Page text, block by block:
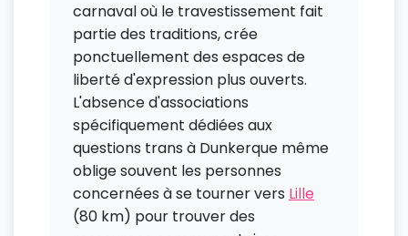
carnaval où le travestissement fait
partie des traditions, crée
ponctuellement des espaces de
liberté d'expression plus ouverts.
L'absence d'associations
spécifiquement dédiées aux
questions trans à Dunkerque même
oblige souvent les personnes
concernées à se tourner vers Lille
(80 km) pour trouver des